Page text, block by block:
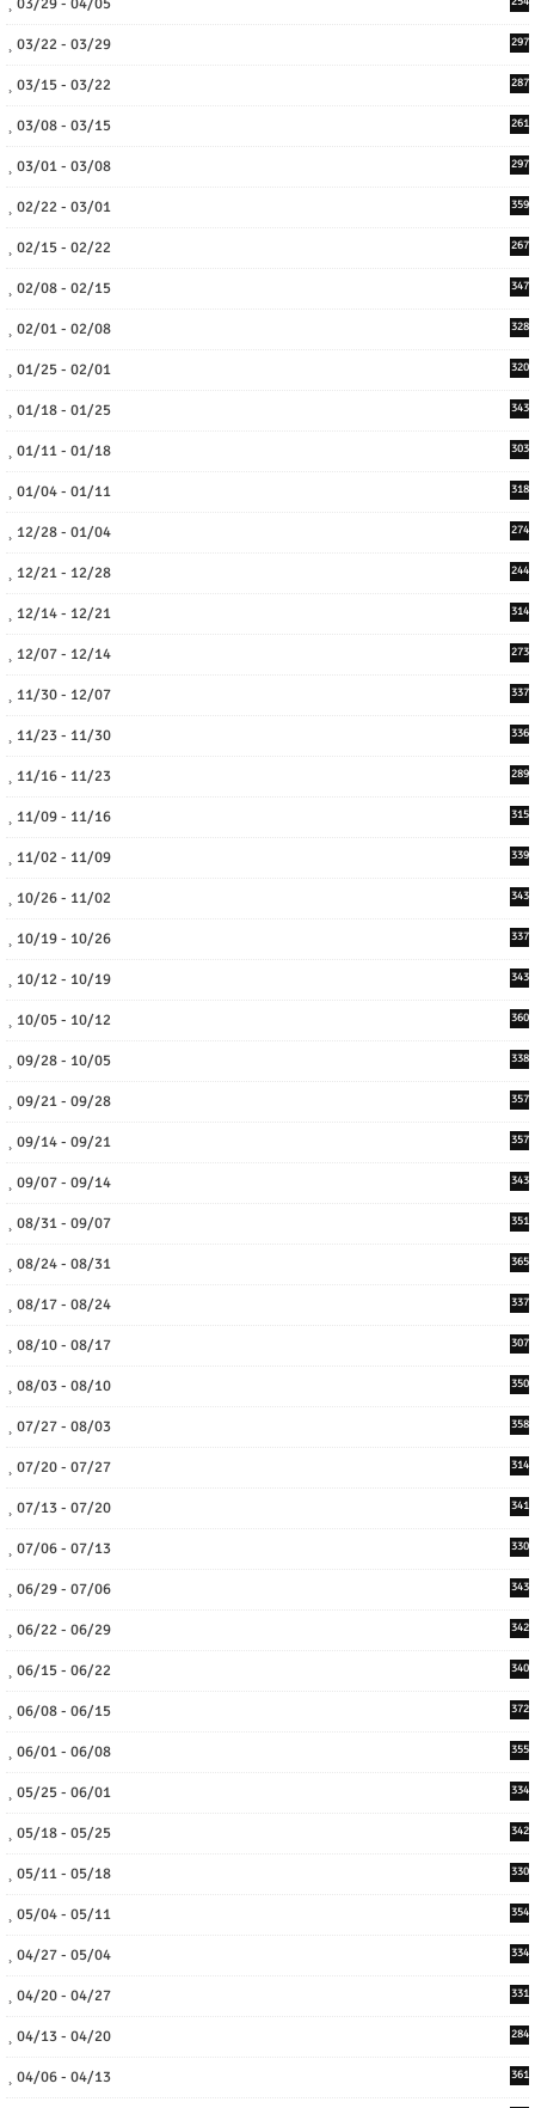
03/22 - 03/29 297
03/15 - 03/22 287
03/08 - 03/15 261
03/01 - 03/08 297
02/22 - 03/01 359
02/15 - 02/22 267
02/08 - 02/15 347
02/01 - 02/08 328
01/25 - 02/01 320
01/18 - 01/25 343
01/11 - 01/18 303
01/04 - 01/11 318
12/28 - 01/04 274
12/21 - 12/28 244
12/14 - 12/21 314
12/07 - 12/14 273
11/30 - 12/07 337
11/23 - 11/30 336
11/16 - 11/23 289
11/09 - 11/16 315
11/02 - 11/09 339
10/26 - 11/02 343
10/19 - 10/26 337
10/12 - 10/19 343
10/05 - 10/12 360
09/28 - 10/05 338
09/21 - 09/28 357
09/14 - 09/21 357
09/07 - 09/14 343
08/31 - 09/07 351
08/24 - 08/31 365
08/17 - 08/24 337
08/10 - 08/17 307
08/03 - 08/10 350
07/27 - 08/03 358
07/20 - 07/27 314
07/13 - 07/20 341
07/06 - 07/13 330
06/29 - 07/06 343
06/22 - 06/29 342
06/15 - 06/22 340
06/08 - 06/15 372
06/01 - 06/08 355
05/25 - 06/01 334
05/18 - 05/25 342
05/11 - 05/18 330
05/04 - 05/11 354
04/27 - 05/04 334
04/20 - 04/27 331
04/13 - 04/20 284
04/06 - 04/13 361